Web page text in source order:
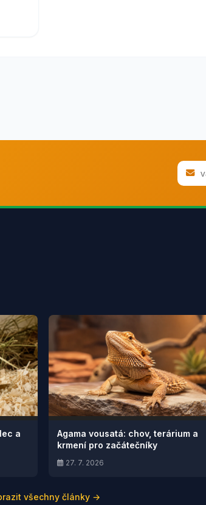
a
Agama vousatá: chov, terárium a
krmení pro začátečníky
27. 7. 2026
všechny články →